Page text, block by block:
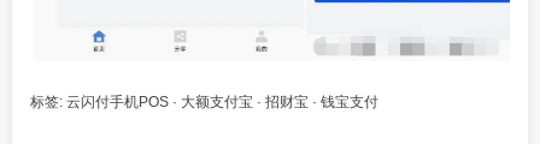
标签: 云闪付手机POS · 大额支付宝 · 招财宝 · 钱宝支付